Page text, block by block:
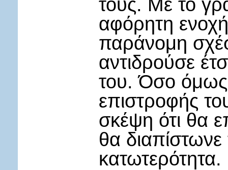
τους. Με το
αφόρητη
παράνομη
αντιδρούσε
του. Όσο όμως
επιστροφής
σκέψη ότι θα
θα διαπίστωνε
κατωτερότητα.